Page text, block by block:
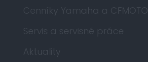
Cenníky Yamaha a CFMOTO
Servis a servisné práce
Aktuality